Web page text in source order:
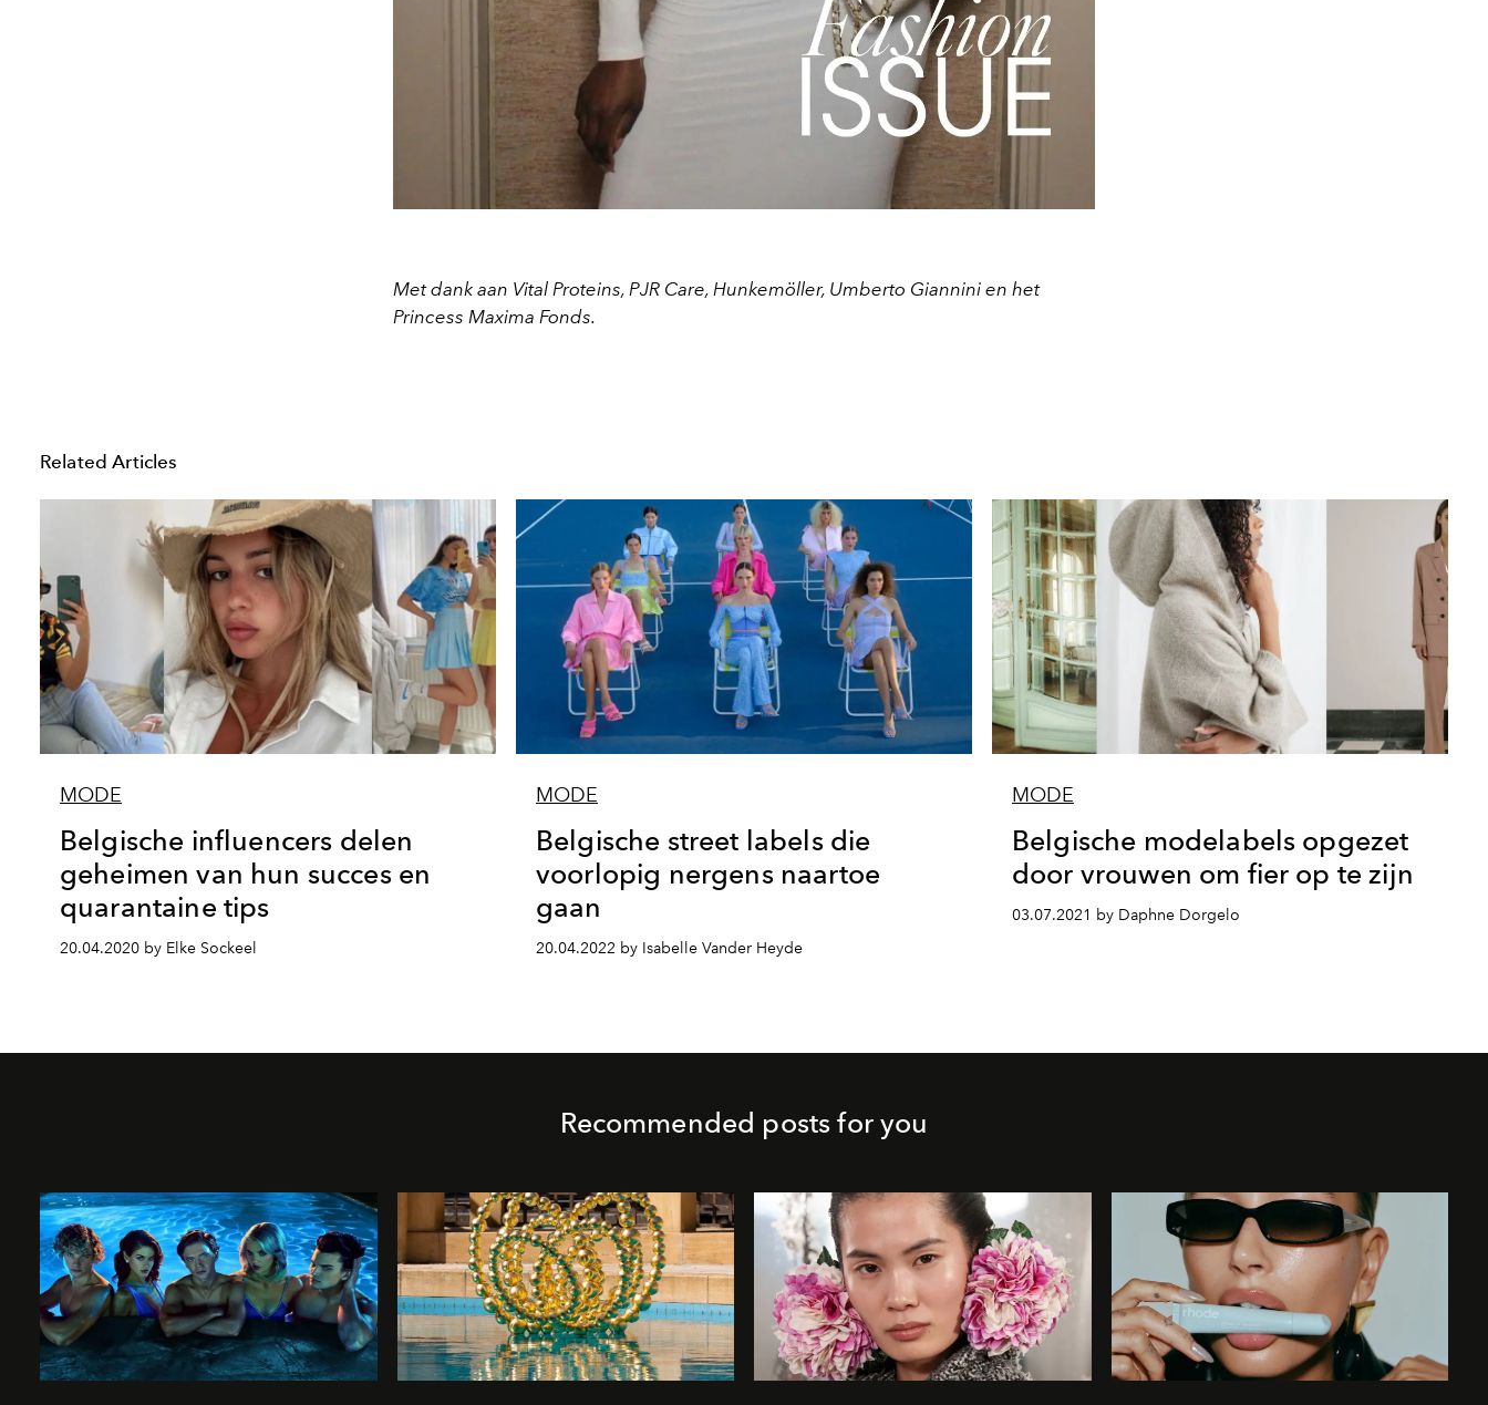
Met dank aan Vital Proteins, PJR Care, Hunkemöller, Umberto Giannini en het
Princess Maxima Fonds.
Related Articles
MODE
Belgische influencers delen
geheimen van hun succes en
quarantaine tips
20.04.2020 by Elke Sockeel
MODE
Belgische street labels die
voorlopig nergens naartoe
gaan
20.04.2022 by Isabelle Vander Heyde
MODE
Belgische modelabels opgezet
door vrouwen om fier op te zijn
03.07.2021 by Daphne Dorgelo
Recommended posts for you